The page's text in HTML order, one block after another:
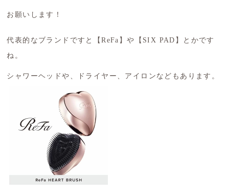
お願いします！
代表的なブランドですと【ReFa】や【SIX PAD】とかです
ね。
シャワーヘッドや、ドライヤー、アイロンなどもあります。